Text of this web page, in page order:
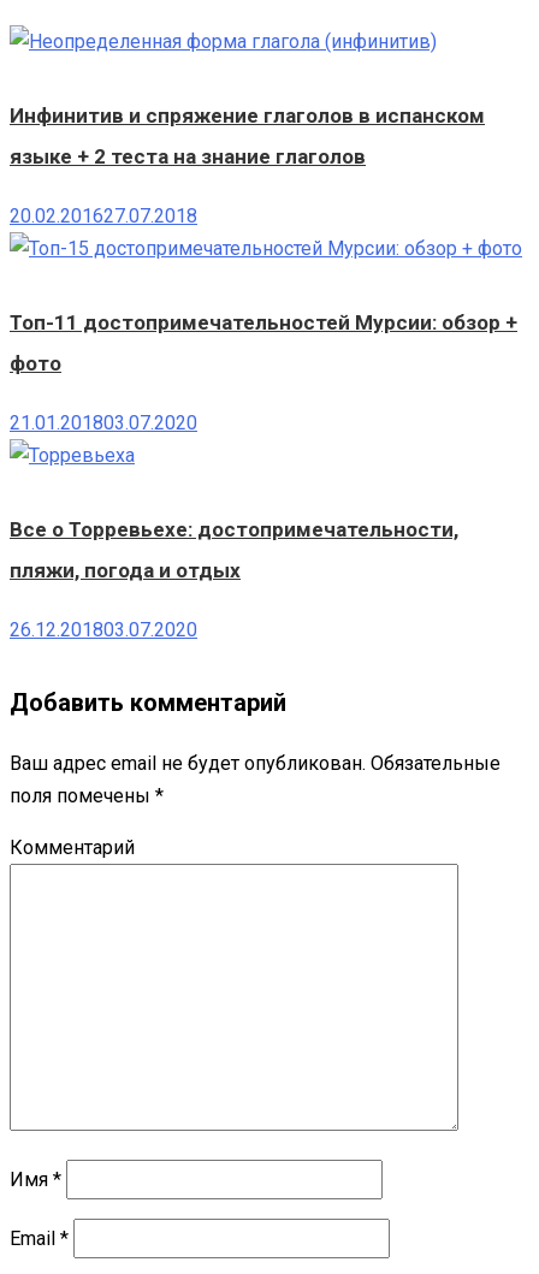
Инфинитив и спряжение глаголов в испанском
языке + 2 теста на знание глаголов
20.02.201627.07.2018
Топ-11 достопримечательностей Мурсии: обзор +
фото
21.01.201803.07.2020
Все о Торревьехе: достопримечательности,
пляжи, погода и отдых
26.12.201803.07.2020
Добавить комментарий
Ваш адрес email не будет опубликован. Обязательные
поля помечены *
Комментарий
Имя *
Email *